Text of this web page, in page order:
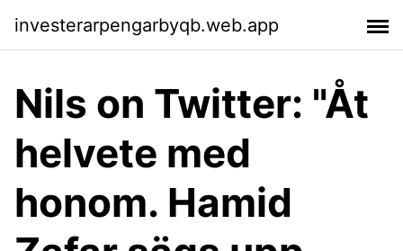
investerarpengarbyqb.web.app
Nils on Twitter: "Åt
helvete med
honom. Hamid